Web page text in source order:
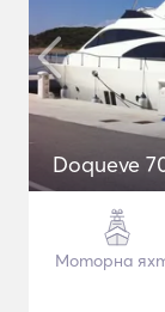
Doqueve
Моторна